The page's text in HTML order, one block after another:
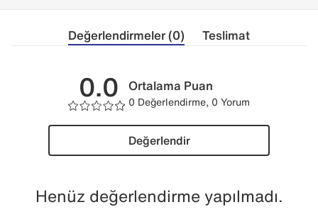
Değerlendirmeler (0) Teslimat
0.0 Ortalama Puan
0 Değerlendirme, 0 Yorum
Değerlendir
Henüz değerlendirme yapılmadı.